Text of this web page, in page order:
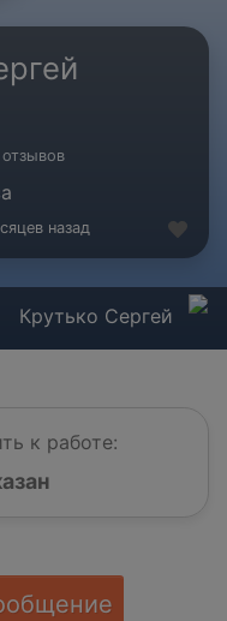
назад
Крутько Сергей
к работе: